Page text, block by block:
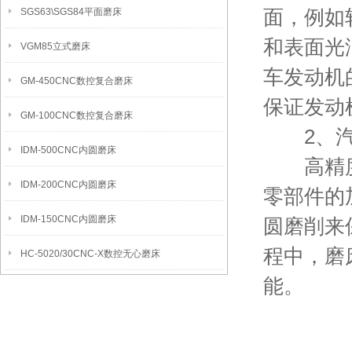
SGS63\SGS84平面磨床
VGM85立式磨床
GM-450CNC数控复合磨床
GM-100CNC数控复合磨床
IDM-500CNC内圆磨床
IDM-200CNC内圆磨床
IDM-150CNC内圆磨床
HC-5020/30CNC-X数控无心磨床
面，例如
和表面光
车发动机
保证发动
2、汽
高精度
零部件的
圆磨削
程中，磨
能。